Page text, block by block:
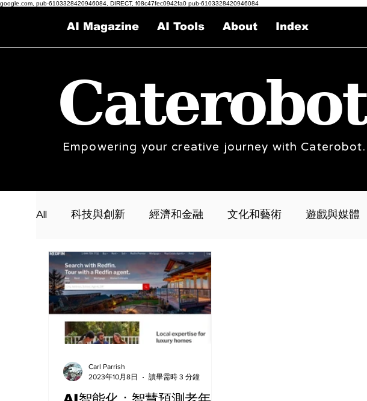
google.com, pub-6103328420946084, DIRECT, f08c47fec0942fa0 pub-6103328420946084
AI Magazine AI Tools About Index
Caterobot
Empowering your creative journey with Caterobot.
All 科技與創新 經濟和金融 文化和藝術 遊戲與媒體
Carl Parrish
2023年10月8日
讀畢需時 3 分鐘